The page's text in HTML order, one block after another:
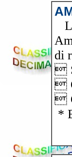
di



*